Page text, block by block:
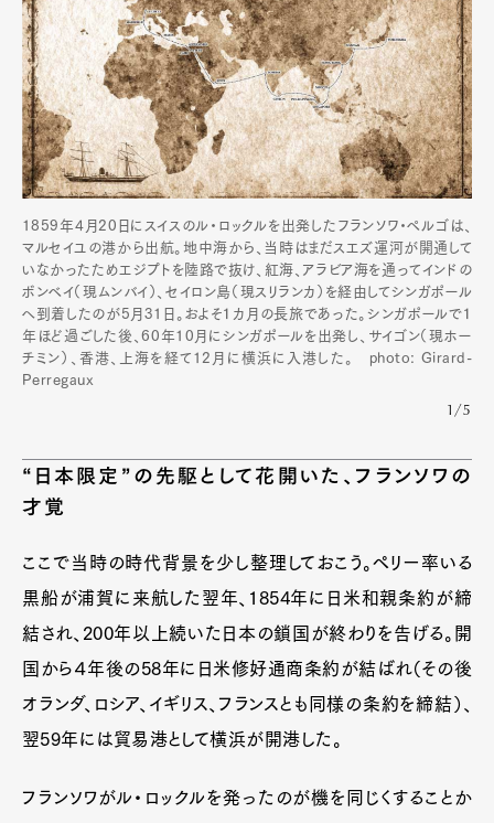
1859年4月20日にスイスのル・ロックルを出発したフランソワ・ペルゴは、
マルセイユの港から出航。地中海から、当時はまだスエズ運河が開通して
いなかったためエジプトを陸路で抜け、紅海、アラビア海を通ってインドの
ボンベイ（現ムンバイ）、セイロン島（現スリランカ）を経由してシンガポール
へ到着したのが5月31日。およそ１カ月の長旅であった。シンガポールで１
年ほど過ごした後、60年10月にシンガポールを出発し、サイゴン（現ホー
チミン）、香港、上海を経て12月に横浜に入港した。 photo: Girard-
Perregaux
1/5
“日本限定”の先駆として花開いた、フランソワの
才覚
ここで当時の時代背景を少し整理しておこう。ペリー率いる
黒船が浦賀に来航した翌年、1854年に日米和親条約が締
結され、200年以上続いた日本の鎖国が終わりを告げる。開
国から４年後の58年に日米修好通商条約が結ばれ（その後
オランダ、ロシア、イギリス、フランスとも同様の条約を締結）、
翌59年には貿易港として横浜が開港した。
フランソワがル・ロックルを発ったのが機を同じくすることか